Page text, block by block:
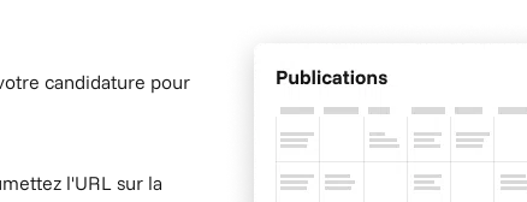
candidature pour
l'URL sur la